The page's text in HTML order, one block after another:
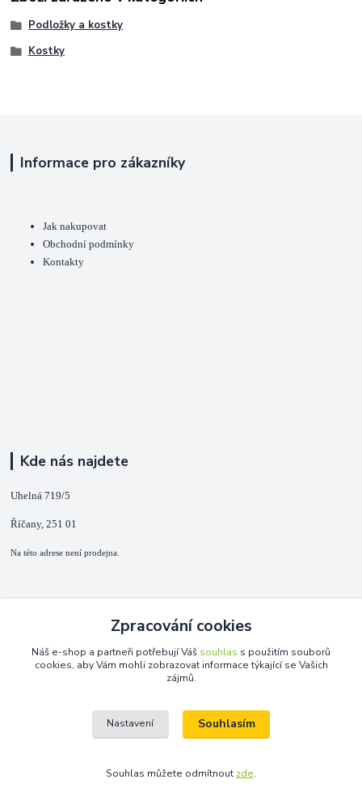
Podložky a kostky
Kostky
Informace pro zákazníky
Jak nakupovat
Obchodní podmínky
Kontakty
Kde nás najdete
Uhelná 719/5
Říčany, 251 01
Na této adrese není prodejna.
+420 725 889 873
(Po-Ne, 9-18 hod.)
Zpracování cookies
Náš e-shop a partneři potřebují Váš souhlas s použitím souborů
cookies, aby Vám mohli zobrazovat informace týkající se Vašich
zájmů.
Nastavení Souhlasím
Souhlas můžete odmítnout zde.